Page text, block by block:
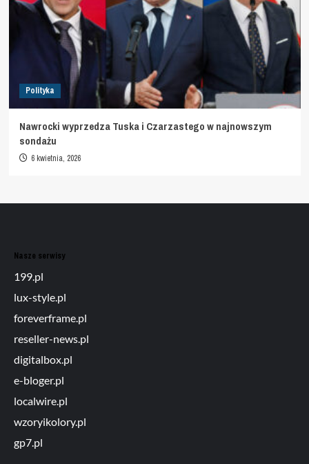
Polityka
Nawrocki wyprzedza Tuska i Czarzastego w najnowszym
sondażu
6 kwietnia, 2026
Nasze serwisy
199.pl
lux-style.pl
foreverframe.pl
reseller-news.pl
digitalbox.pl
e-bloger.pl
localwire.pl
wzoryikolory.pl
gp7.pl